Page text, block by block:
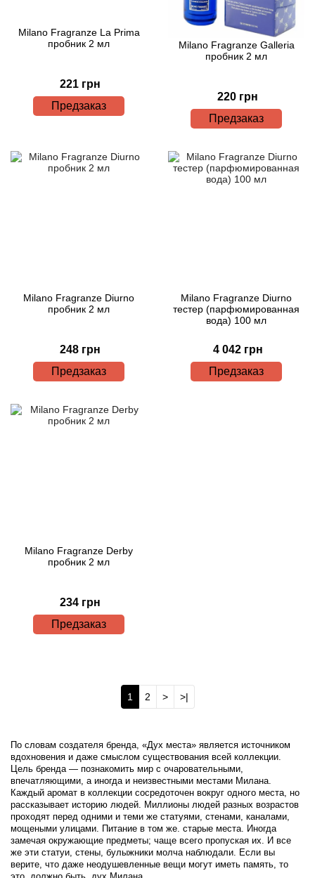
Milano Fragranze La Prima
пробник 2 мл
221 грн
Предзаказ
Milano Fragranze Galleria
пробник 2 мл
220 грн
Предзаказ
Milano Fragranze Diurno
пробник 2 мл
248 грн
Предзаказ
Milano Fragranze Diurno
тестер (парфюмированная
вода) 100 мл
4 042 грн
Предзаказ
Milano Fragranze Derby
пробник 2 мл
234 грн
Предзаказ
1 2 > >|
По словам создателя бренда, «Дух места» является источником
вдохновения и даже смыслом существования всей коллекции.
Цель бренда — познакомить мир с очаровательными,
впечатляющими, а иногда и неизвестными местами Милана.
Каждый аромат в коллекции сосредоточен вокруг одного места, но
рассказывает историю людей. Миллионы людей разных возрастов
проходят перед одними и теми же статуями, стенами, каналами,
мощеными улицами. Питание в том же. старые места. Иногда
замечая окружающие предметы; чаще всего пропуская их. И все
же эти статуи, стены, булыжники молча наблюдали. Если вы
верите, что даже неодушевленные вещи могут иметь память, то
Biehl Parfumkunstwerke
Bill Blass
Biotherm
Bogart
Bois 1920
Brut
Burberry
Bvlgari
Byblos